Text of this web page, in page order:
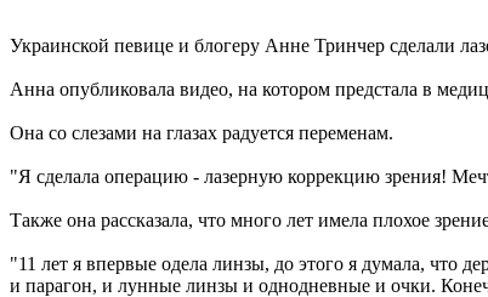
Украинской певице и блогеру Анне Тринчер сделали
Анна опубликовала видео, на котором предстала в
Она со слезами на глазах радуется переменам.
"Я сделала операцию - лазерную коррекцию зрения!
Также она рассказала, что много лет имела плохое
"11 лет я впервые одела линзы, до этого я думала, что
и парагон, и лунные линзы и однодневные и очки.